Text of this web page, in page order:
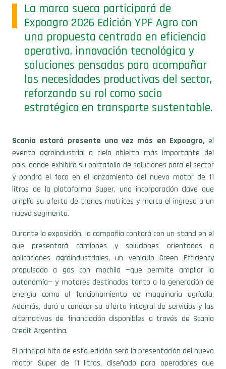
La marca sueca participará de
Expoagro 2026 Edición YPF Agro con
una propuesta centrada en eficiencia
operativa, innovación tecnológica y
soluciones pensadas para acompañar
las necesidades productivas del sector,
reforzando su rol como socio
estratégico en transporte sustentable.
Scania estará presente una vez más en Expoagro, el
evento agroindustrial a cielo abierto más importante del
país, donde exhibirá su portafolio de soluciones para el sector
y pondrá el foco en el lanzamiento del nuevo motor de 11
litros de la plataforma Super, una incorporación clave que
amplía su oferta de trenes motrices y marca el ingreso a un
nuevo segmento.
Durante la exposición, la compañía contará con un stand en el
que presentará camiones y soluciones orientadas a
aplicaciones agroindustriales, un vehículo Green Efficiency
propulsado a gas con mochila —que permite ampliar la
autonomía— y motores destinados tanto a la generación de
energía como al funcionamiento de maquinaria agrícola.
Además, dará a conocer su oferta integral de servicios y las
alternativas de financiación disponibles a través de Scania
Credit Argentina.
El principal hito de esta edición será la presentación del nuevo
motor Super de 11 litros, diseñado para operadores que